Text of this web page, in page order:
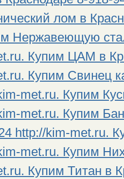
лом в
Нержавеющую
Купим ЦАМ в
Купим Свинец
met.ru. Купим
met.ru. Купим
http://kim-met.ru.
met.ru. Купим
Купим Титан в